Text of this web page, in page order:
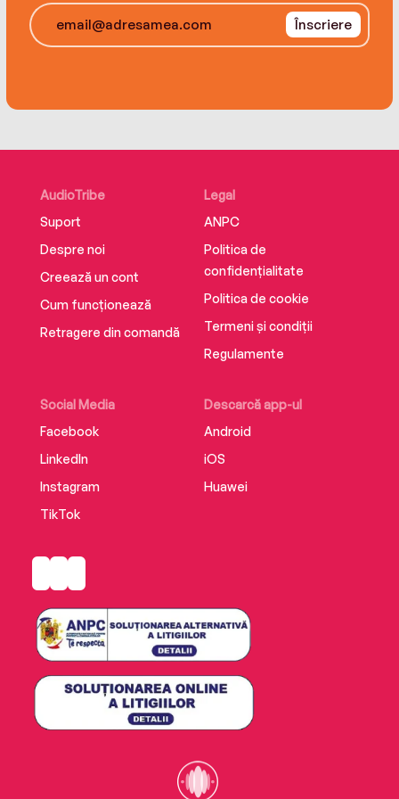
This is the powerful true story of how one
Înscriere
AudioTribe
Suport
Despre noi
Creează un cont
Cum funcționează
Retragere din comandă
Social Media
Facebook
LinkedIn
Instagram
TikTok
Descarcă app-ul
Android
iOS
Huawei
Legal
ANPC
Politica de
confidențialitate
Politica de cookie
Termeni și condiții
Regulamente